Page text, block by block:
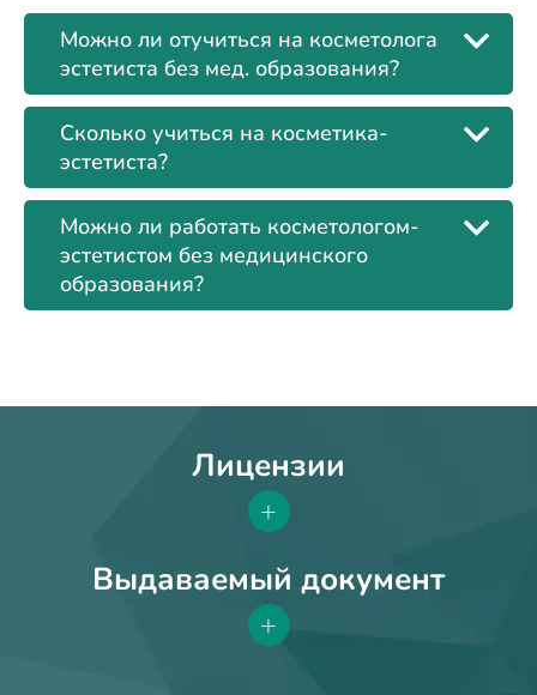
Можно ли отучиться на косметолога
эстетиста без мед. образования?
Сколько учиться на косметика-
эстетиста?
Можно ли работать косметологом-
эстетистом без медицинского
образования?
Лицензии
+
Выдаваемый документ
+